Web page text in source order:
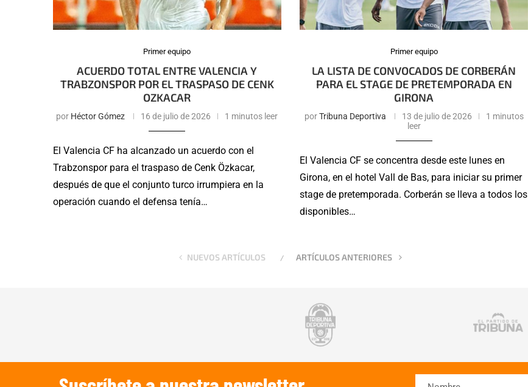
Primer equipo
ACUERDO TOTAL ENTRE VALENCIA Y
TRABZONSPOR POR EL TRASPASO DE CENK
OZKACAR
por Héctor Gómez 16 de julio de 2026 1 minutos leer
El Valencia CF ha alcanzado un acuerdo con el
Trabzonspor para el traspaso de Cenk Özkacar,
después de que el conjunto turco irrumpiera en la
operación cuando el defensa tenía…
Primer equipo
LA LISTA DE CONVOCADOS DE CORBERÁN
PARA EL STAGE DE PRETEMPORADA EN
GIRONA
porTribuna Deportiva 13 de julio de 2026
1 minutos
leer
El Valencia CF se concentra desde este lunes en
Girona, en el hotel Vall de Bas, para iniciar su primer
stage de pretemporada. Corberán se lleva a todos los
disponibles…
NUEVOS ARTÍCULOS ARTÍCULOS ANTERIORES